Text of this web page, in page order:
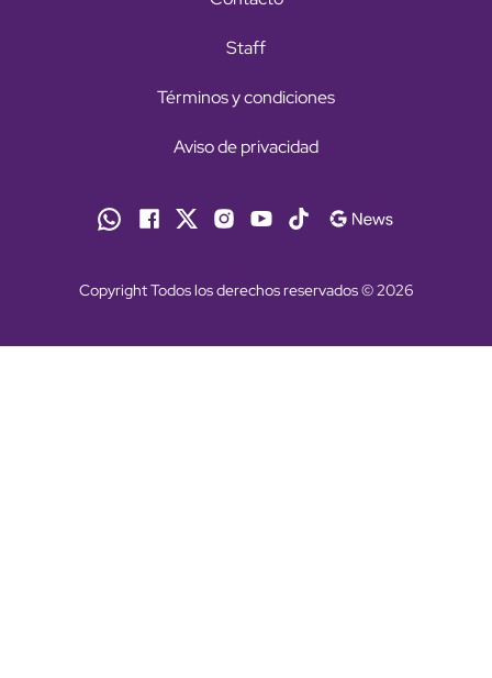
Staff
Términos y condiciones
Aviso de privacidad
Copyright Todos los derechos reservados © 2026